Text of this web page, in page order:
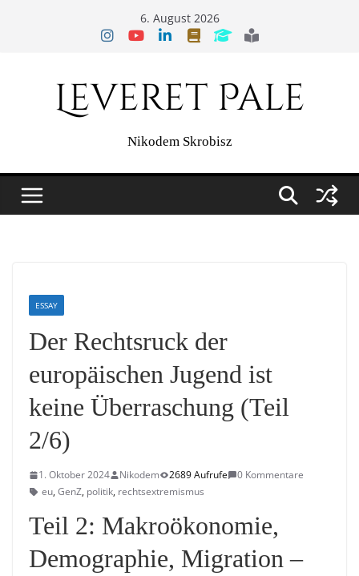
6. August 2026
Leveret Pale
Nikodem Skrobisz
ESSAY
Der Rechtsruck der
europäischen Jugend ist
keine Überraschung (Teil
2/6)
1. Oktober 2024 Nikodem 2689 Aufrufe
0 Kommentare
eu,GenZ, politik, rechtsextremismus
Teil 2: Makroökonomie,
Demographie, Migration –